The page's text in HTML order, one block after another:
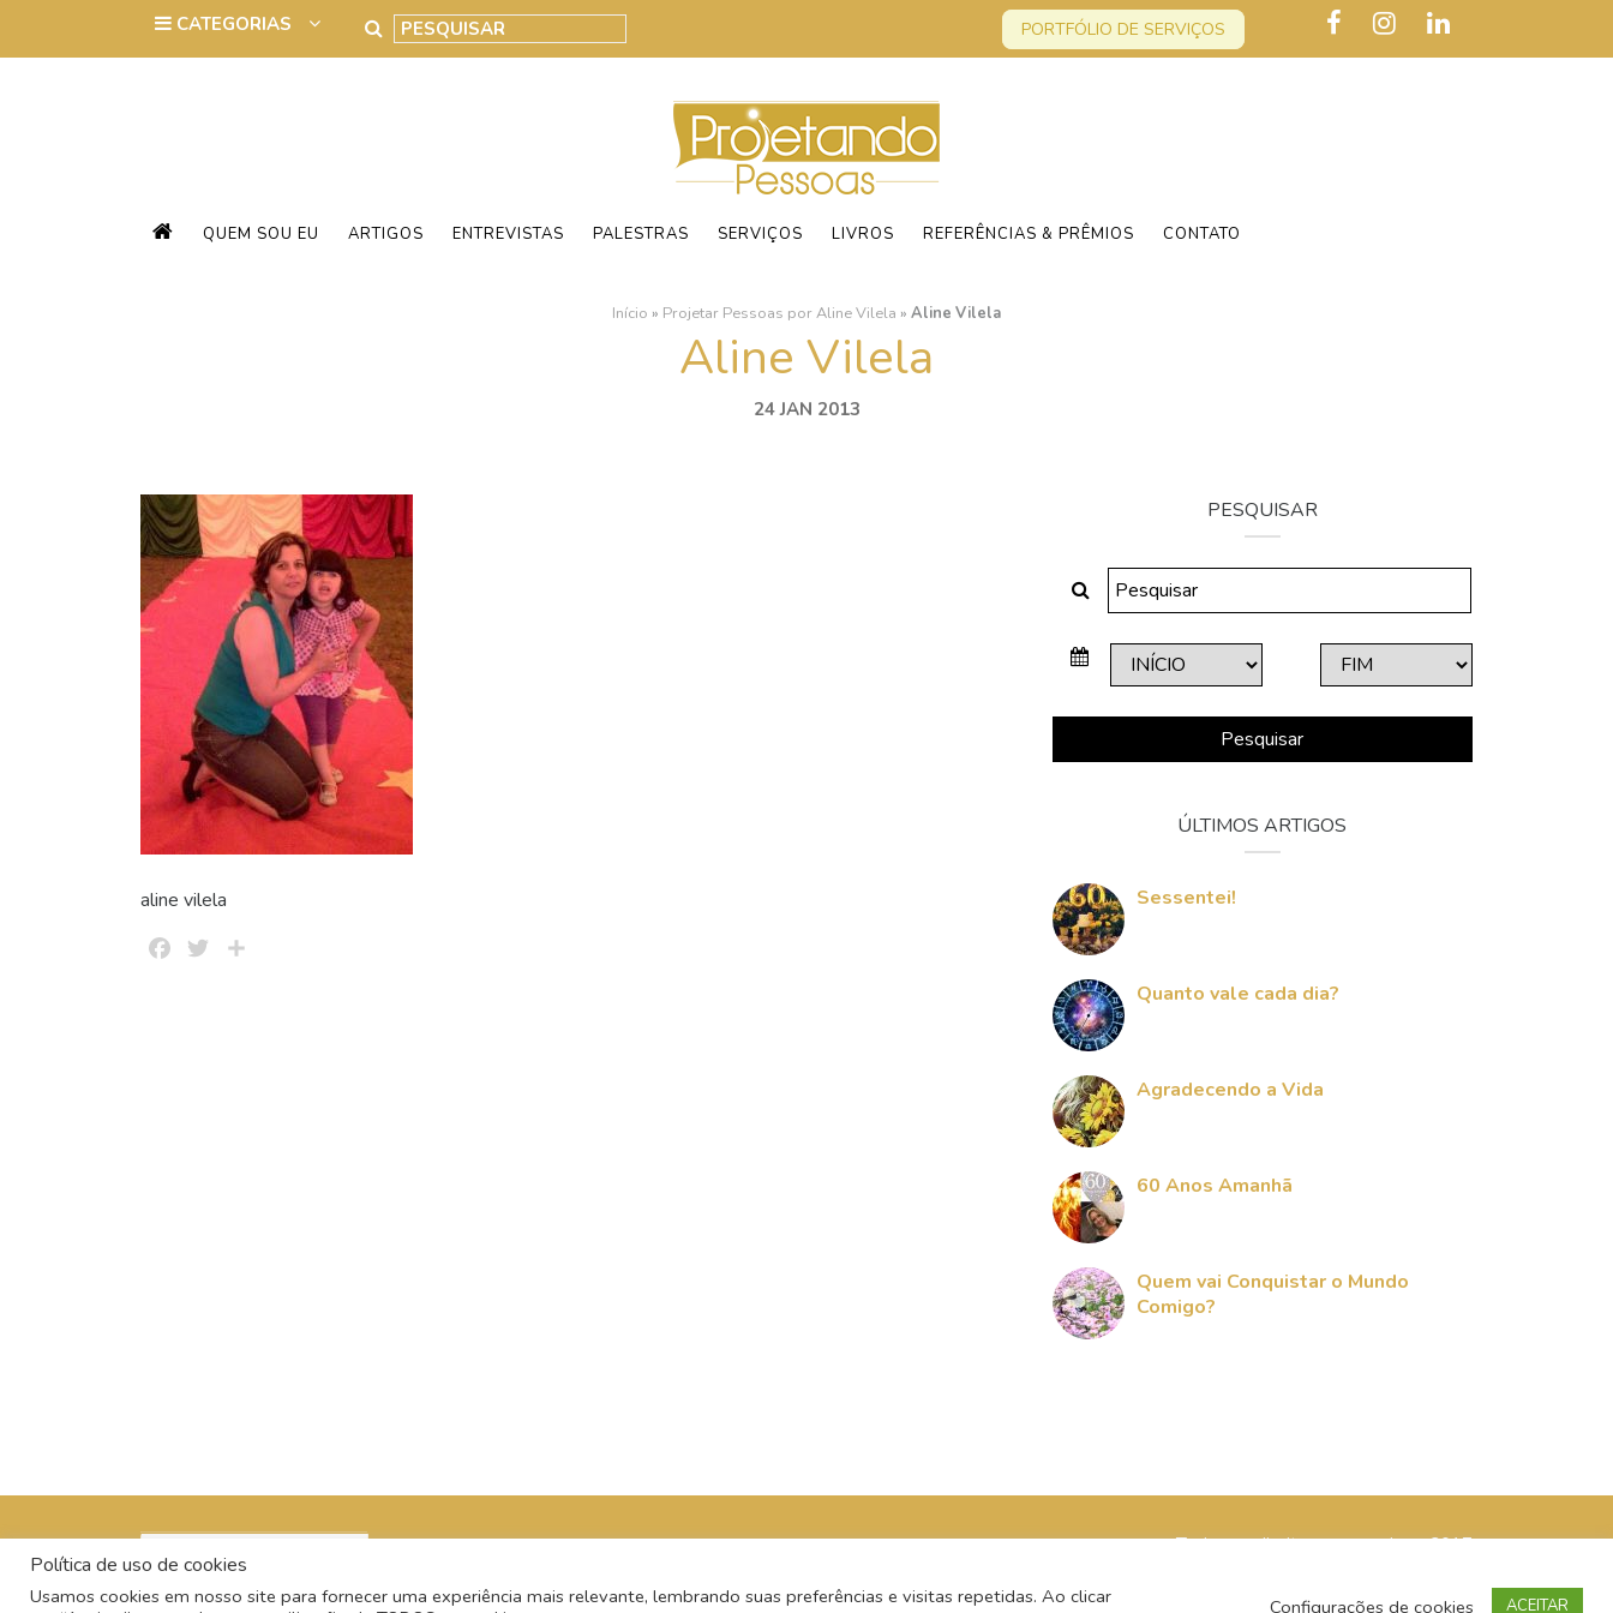
PORTFÓLIO DE SERVIÇOS
QUEM SOU EU ARTIGOS ENTREVISTAS PALESTRAS SERVIÇOS LIVROS REFERÊNCIAS & PRÊMIOS CONTATO
Início » Projetar Pessoas por Aline Vilela » Aline Vilela
Aline Vilela
24 JAN 2013
aline vilela
FacebookTwitter
PESQUISAR
Pesquisar
ÚLTIMOS ARTIGOS
Sessentei!
Quanto vale cada dia?
Agradecendo a Vida
60 Anos Amanhã
Quem vai Conquistar o Mundo
Comigo?
Todos os direitos reservados - 2017
Política de uso de cookies
Usamos cookies em nosso site para fornecer uma experiência mais relevante, lembrando suas preferências e visitas repetidas. Ao clicar
Configurações de cookies ACEITAR